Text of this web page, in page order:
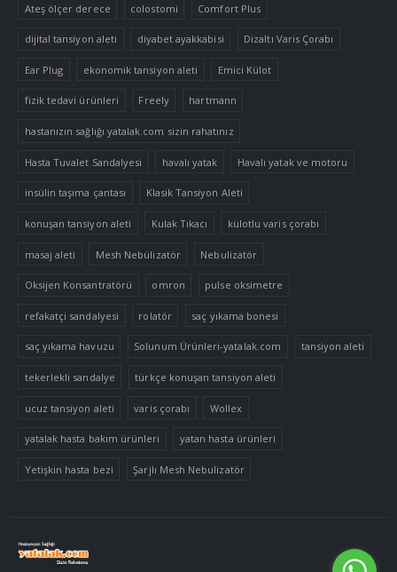
Ateş ölçer derece colostomi Comfort Plus
dijital tansiyon aleti diyabet ayakkabisi Dizaltı Varis Çorabı
Ear Plug ekonomik tansiyon aleti Emici Külot
fizik tedavi ürünleri Freely hartmann
hastanızın sağlığı yatalak.com sizin rahatınız
Hasta Tuvalet Sandalyesi havalı yatak Havalı yatak ve motoru
insülin taşıma çantası Klasik Tansiyon Aleti
konuşan tansiyon aleti Kulak Tıkacı külotlu varis çorabı
masaj aleti Mesh Nebülizatör Nebulizatör
Oksijen Konsantratörü omron pulse oksimetre
refakatçi sandalyesi rolatör saç yıkama bonesi
saç yıkama havuzu Solunum Ürünleri-yatalak.com tansiyon aleti
tekerlekli sandalye türkçe konuşan tansiyon aleti
ucuz tansiyon aleti varis çorabı Wollex
yatalak hasta bakım ürünleri yatan hasta ürünleri
Yetişkin hasta bezi Şarjlı Mesh Nebulizatör